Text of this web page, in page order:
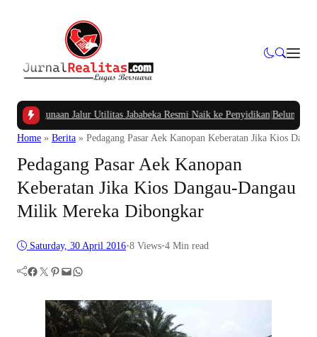
Jalur Utilitas Jababeka Resmi Naik ke Penyidikan|Belum Setahun
Home » Berita » Pedagang Pasar Aek Kanopan Keberatan Jika Kios
Pedagang Pasar Aek Kanopan
Keberatan Jika Kios Dangau-Dangau
Milik Mereka Dibongkar
Saturday, 30 April 2016•8 Views•4 Min read
Facebook Twitter Pinterest Mail WhatsApp